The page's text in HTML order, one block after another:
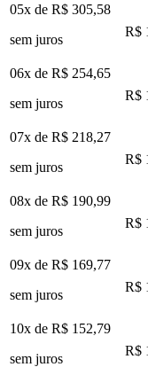
05x de R$ 305,58
sem juros
R$
06x de R$ 254,65
sem juros
R$
07x de R$ 218,27
sem juros
R$
08x de R$ 190,99
sem juros
R$
09x de R$ 169,77
sem juros
R$
10x de R$ 152,79
sem juros
R$